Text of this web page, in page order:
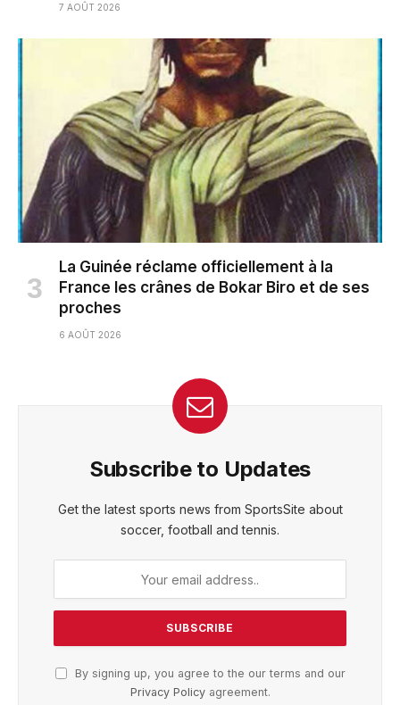
7 AOÛT 2026
La Guinée réclame officiellement à la
France les crânes de Bokar Biro et de ses
proches
6 AOÛT 2026
Subscribe to Updates
Get the latest sports news from SportsSite about
soccer, football and tennis.
By signing up, you agree to the our terms and our
Privacy Policyagreement.